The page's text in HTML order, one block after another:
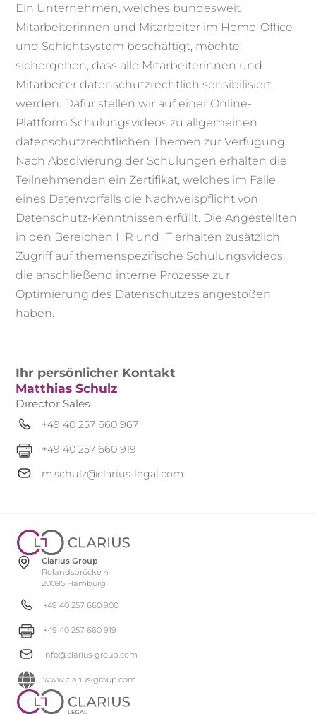
Ein Unternehmen, welches bundesweit
Mitarbeiterinnen und Mitarbeiter im Home-Office
und Schichtsystem beschäftigt, möchte
sichergehen, dass alle Mitarbeiterinnen und
Mitarbeiter datenschutzrechtlich sensibilisiert
werden. Dafür stellen wir auf einer Online-
Plattform Schulungsvideos zu allgemeinen
datenschutzrechtlichen Themen zur Verfügung.
Nach Absolvierung der Schulungen erhalten die
Teilnehmenden ein Zertifikat, welches im Falle
eines Datenvorfalls die Nachweispflicht von
Datenschutz-Kenntnissen erfüllt. Die Angestellten
in den Bereichen HR und IT erhalten zusätzlich
Zugriff auf themenspezifische Schulungsvideos,
die anschließend interne Prozesse zur
Optimierung des Datenschutzes angestoßen
haben.
Ihr persönlicher Kontakt
Matthias Schulz
Director Sales
+49 40 257 660 967
+49 40 257 660 919
m.schulz@clarius-legal.com
Clarius Group
Rolandsbrücke 4
20095 Hamburg
+49 40 257 660 900
+49 40 257 660 919
info@clarius-group.com
www.clarius-group.com